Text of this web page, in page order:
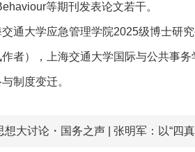
等期刊发表论文若干。
通大学应急管理学院2025级博士研
者），上海交通大学国际与公共事
制度变迁。
想大讨论・国务之声 | 张明军：以“四